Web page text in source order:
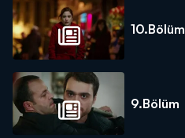
10.Bölüm
9.Bölüm